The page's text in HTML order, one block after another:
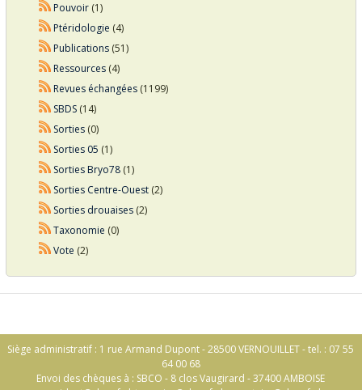
Pouvoir(1)
Ptéridologie (4)
Publications(51)
Ressources(4)
Revues échangées(1199)
SBDS(14)
Sorties(0)
Sorties 05 (1)
Sorties Bryo78(1)
Sorties Centre-Ouest(2)
Sorties drouaises(2)
Taxonomie (0)
Vote (2)
Siège administratif : 1 rue Armand Dupont - 28500 VERNOUILLET - tel. : 07 55
64 00 68
Envoi des chèques à : SBCO - 8 clos Vaugirard - 37400 AMBOISE